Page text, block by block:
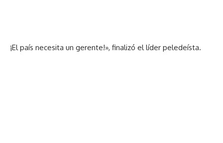
¡El país necesita un gerente!», finalizó el líder peledeísta.